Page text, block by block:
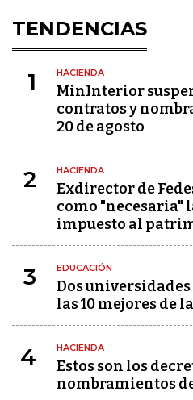
TENDENCIAS
1 HACIENDA
MinInterior
contratos y
20 de agosto
2 HACIENDA
Exdirector de
como "necesaria"
impuesto al
3 EDUCACIÓN
Dos
las 10 mejores de
4 HACIENDA
Estos son los
nombramientos